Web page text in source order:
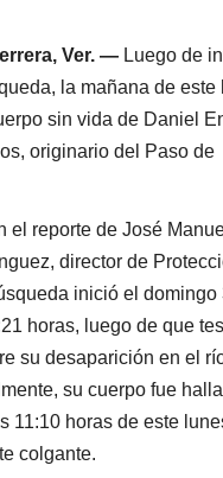
Ver. — Luego de
la mañana de este
sin vida de Daniel
originario del Paso de
el reporte de José
director de
inició el domingo
horas, luego de que
su desaparición en el
su cuerpo fue
11:10 horas de este
colgante.